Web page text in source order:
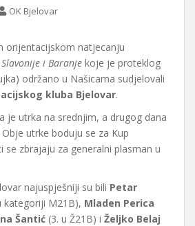
OK Bjelovar
orijentacijskom natjecanju
i Baranje koje je proteklog
održano u Našicama sudjelovali
kluba Bjelovar.
je utrka na srednjim, a drugog dana
utrke boduju se za Kup
se zbrajaju za generalni plasman u
najuspješniji su bili Petar
kategoriji M21B), Mladen Perica
Šantić (3. u Ž21B) i Željko Belaj